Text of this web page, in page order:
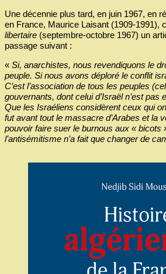
Une décennie plus tard, en juin 1967, en
en France, Maurice Laisant (1909-1991),
libertaire (septembre-octobre 1967) un
passage suivant :
« Si, anarchistes, nous revendiquons le
peuple. Si nous avons déploré le conflit
C’est l’association de tous les peuples
gouvernants, dont celui d’Israël n’est
Que les Israéliens considèrent ceux qui
fut avant tout le massacre d’Arabes et la
pouvoir faire suer le burnous aux « bicots
l’antisémitisme n’a fait que changer de